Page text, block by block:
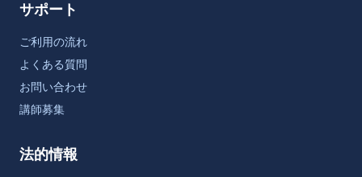
サポート
ご利用の流れ
よくある質問
お問い合わせ
講師募集
法的情報